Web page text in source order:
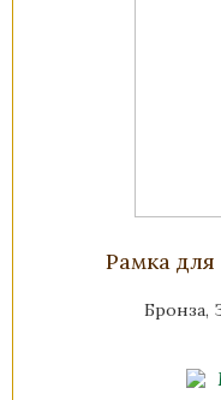
Рамка
Бронза,